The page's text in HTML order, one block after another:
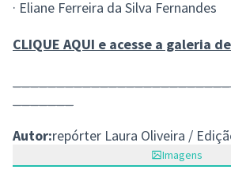
· Eliane Ferreira da Silva Fernandes
CLIQUE AQUI e acesse a galeria
Autor:repórter Laura Oliveira /
Imagens